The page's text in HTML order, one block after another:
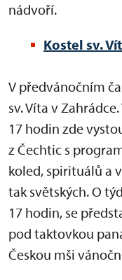
nádvoří.
Kostel sv.
V předvánočním
sv. Víta v
17 hodin zde
z Čechtic s
koled, spirituálů a
tak světských. O
17 hodin, se
pod taktovkou
Českou mši